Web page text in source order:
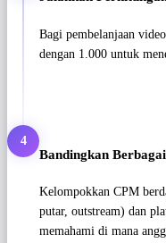
Bagi pembelanjaan
dengan 1.000 untuk
4
Bandingkan
Kelompokkan CPM
putar, outstream) dan
memahami di mana